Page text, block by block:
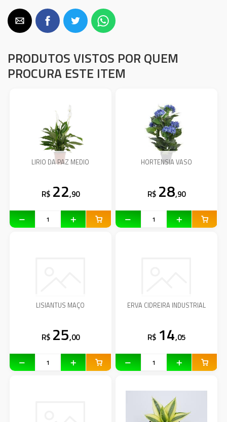
PRODUTOS VISTOS POR QUEM
PROCURA ESTE ITEM
LIRIO DA PAZ MEDIO
R$ 22,90
HORTENSIA VASO
R$ 28,90
LISIANTUS MAÇO
R$ 25,00
ERVA CIDREIRA INDUSTRIAL
R$ 14,05